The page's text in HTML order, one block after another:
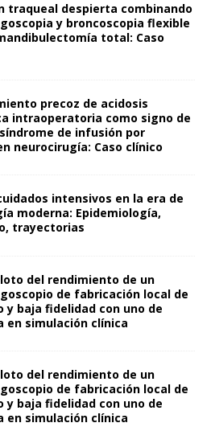
traqueal despierta combinando
y broncoscopia flexible
total: Caso
precoz de acidosis
intraoperatoria como signo de
de infusión por
neurocirugía: Caso clínico
intensivos en la era de
moderna: Epidemiología,
trayectorias
del rendimiento de un
de fabricación local de
y baja fidelidad con uno de
en simulación clínica
del rendimiento de un
de fabricación local de
y baja fidelidad con uno de
en simulación clínica